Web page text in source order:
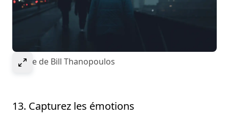
Select to expand image
Image de Bill Thanopoulos
13. Capturez les émotions